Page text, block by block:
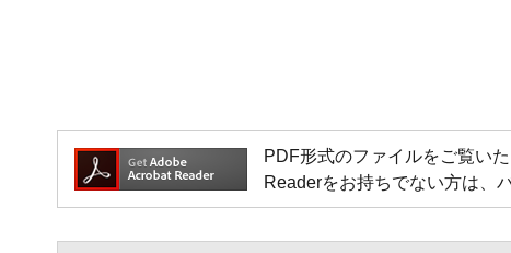
PDF形式のファイルをご覧い
Readerをお持ちでない方は、